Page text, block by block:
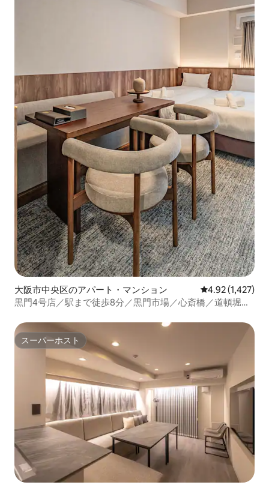
大阪市中央区のアパート・マンション レビュー1,427
4.92 (1,427)
黒門4号店／駅まで徒歩8分／黒門市場／心斎橋／道頓堀／
トメント
スーパーホスト
スーパーホスト